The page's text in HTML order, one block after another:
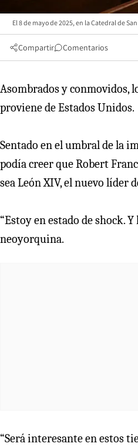
El 8 de mayo de 2025, en la Catedral de
Compartir Comentarios
Asombrados y conmovidos,
proviene de Estados Unidos.
Sentado en el umbral de la
podía creer que Robert
sea León XIV, el nuevo líder
“Estoy en estado de shock.
neoyorquina.
“Será interesante en estos